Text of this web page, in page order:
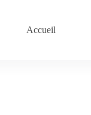
Accueil